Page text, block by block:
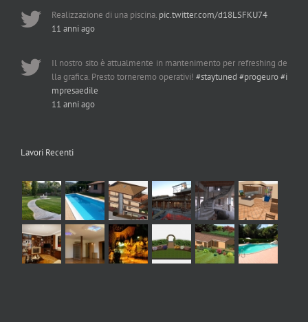
Realizzazione di una piscina. pic.twitter.com/d18LSFKU74
11 anni ago
Il nostro sito è attualmente in mantenimento per refreshing de
lla grafica. Presto torneremo operativi! #staytuned #progeuro#i
mpresaedile
11 anni ago
Lavori Recenti